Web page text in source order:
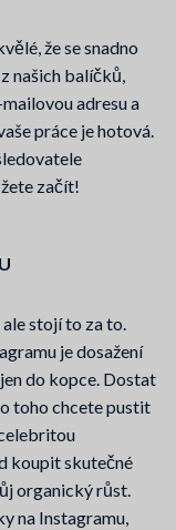
že se snadno
našich balíčků,
adresu a
práce je hotová.
začít!
ale stojí to za to.
je dosažení
do kopce. Dostat
toho chcete pustit
koupit skutečné
organický růst.
na Instagramu,